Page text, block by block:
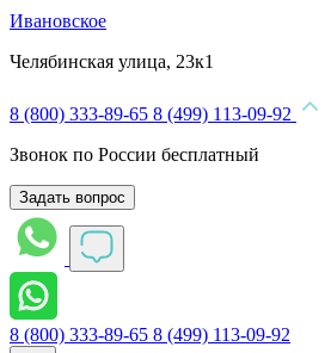
Ивановское
Челябинская улица, 23к1
8 (800) 333-89-65 8 (499) 113-09-92
Звонок по России бесплатный
Задать вопрос
8 (800) 333-89-65 8 (499) 113-09-92